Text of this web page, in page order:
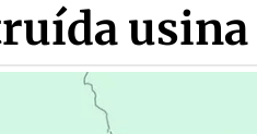
usina